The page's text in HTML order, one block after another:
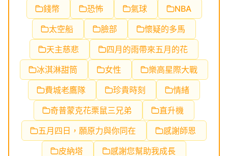
錢幣
恐怖 氣球
NBA
太空船
臉部
懷疑的多馬
天主慈悲
四月的雨帶來五月的花
冰淇淋甜筒
女性
樂高星際大戰
費城老鷹隊
珍貴時刻
情緒
奇普蒙克花栗鼠三兄弟
直升機
五月四日，願原力與你同在
感謝師恩
皮納塔
感謝您幫助我成長